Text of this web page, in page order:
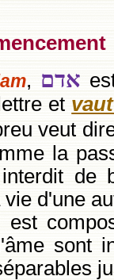
, אדם
et
veut
la
de
vie d'une
est
sont